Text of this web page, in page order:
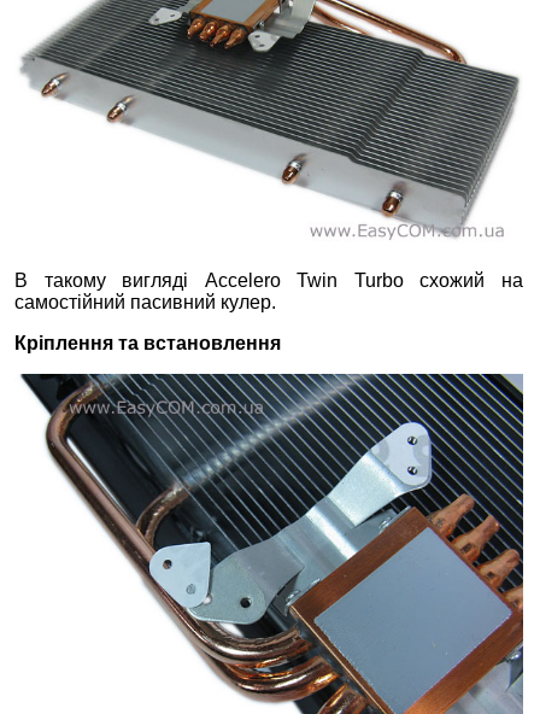
В такому вигляді Accelero Twin Turbo схожий на
самостійний пасивний кулер.
Кріплення та встановлення